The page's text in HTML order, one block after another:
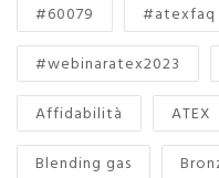
#60079 #atexfaq
#webinaratex2023
Affidabilità
ATEX
Blending gas